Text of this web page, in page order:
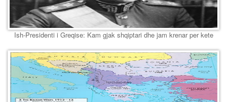
Ish-Presidenti i Greqise: Kam gjak shqiptari dhe jam krenar per kete